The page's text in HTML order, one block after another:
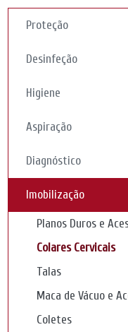
Proteção
Desinfeção
Higiene
Aspiração
Diagnóstico
Imobilização
Planos Duros e
Colares Cervicais
Talas
Maca de Vácuo e
Coletes